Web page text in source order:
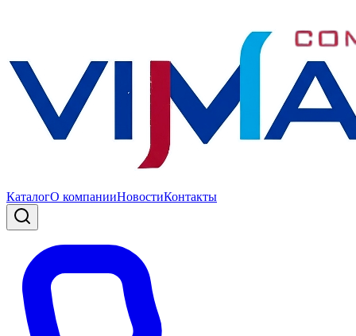
КаталогО компанииНовостиКонтакты